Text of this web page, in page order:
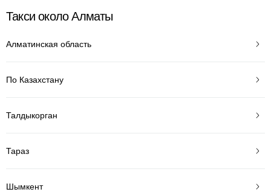
Такси около Алматы
Алматинская область
По Казахстану
Талдыкорган
Тараз
Шымкент